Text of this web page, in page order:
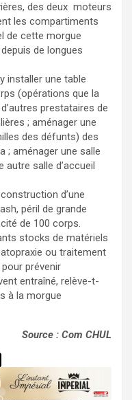
des deux moteurs
les compartiments
de cette morgue
de longues
installer une table
(opérations que la
prestataires de
; aménager une
des défunts) des
; aménager une salle
salle d’accueil
d’une
péril de grande
de 100 corps.
stocks de matériels
ou traitement
prévenir
entraîné, relève-t-
à la morgue
Source : Com CHUL